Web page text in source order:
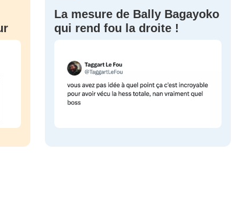
La mesure de Bally Bagayoko
qui rend fou la droite !